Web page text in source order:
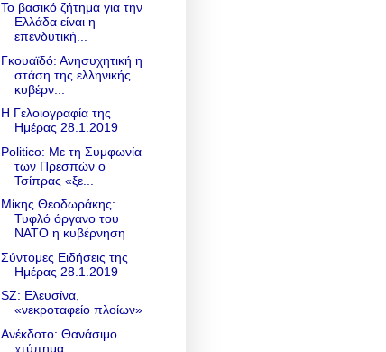
Το βασικό ζήτημα για την
Ελλάδα είναι η
επενδυτική...
Γκουαϊδό: Ανησυχητική η
στάση της ελληνικής
κυβέρν...
Η Γελοιογραφία της
Ημέρας 28.1.2019
Politico: Με τη Συμφωνία
των Πρεσπών ο
Τσίπρας «ξε...
Μίκης Θεοδωράκης:
Τυφλό όργανο του
ΝΑΤΟ η κυβέρνηση
Σύντομες Ειδήσεις της
Ημέρας 28.1.2019
SZ: Ελευσίνα,
«νεκροταφείο πλοίων»
Ανέκδοτο: Θανάσιμο
χτύπημα